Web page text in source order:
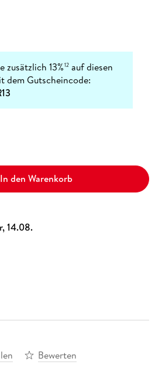
zusätzlich 13%12 auf diesen
dem Gutscheincode:
In den Warenkorb
14.08.
Bewerten